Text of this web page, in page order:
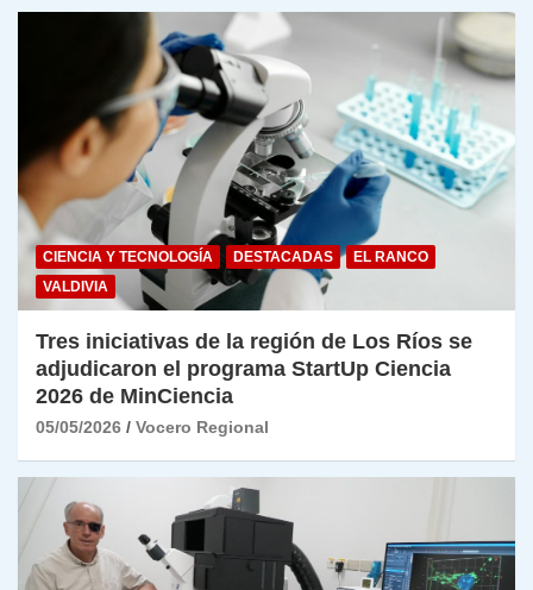
CIENCIA Y TECNOLOGÍA DESTACADAS
EL RANCO
VALDIVIA
Tres iniciativas de la región de Los Ríos se
adjudicaron el programa StartUp Ciencia
2026 de MinCiencia
05/05/2026 Vocero Regional